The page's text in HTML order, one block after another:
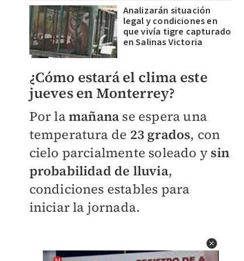
Analizarán situación
legal y condiciones en
que vivía tigre capturado
en Salinas Victoria
¿Cómo estará el clima este
jueves en Monterrey?
Por lamañana se espera una
temperatura de 23 grados, con
cielo parcialmente soleado y sin
probabilidad de lluvia,
condiciones estables para
iniciar la jornada.